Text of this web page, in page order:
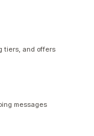
tiers, and offers
messages